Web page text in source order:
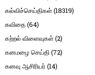
கல்விச்செய்திகள்(18319)
கவிதை(64)
கற்றல் விளைவுகள்(2)
கனமழை செய்தி(72)
கனவு ஆசிரியர் (14)